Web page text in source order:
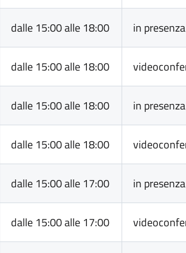
dalle 15:00 alle 18:00 in presenza
dalle 15:00 alle 18:00
dalle 15:00 alle 18:00 in presenza
dalle 15:00 alle 18:00
dalle 15:00 alle 17:00 in presenza
dalle 15:00 alle 17:00